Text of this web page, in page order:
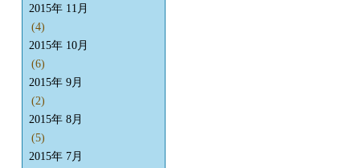
2015年 11月
(4)
2015年 10月
(6)
2015年 9月
(2)
2015年 8月
(5)
2015年 7月